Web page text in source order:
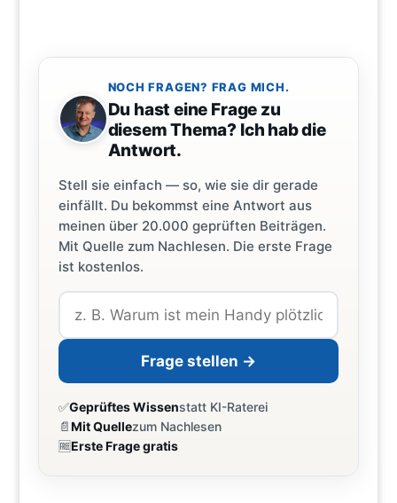
NOCH FRAGEN? FRAG MICH.
Du hast eine Frage zu
diesem Thema? Ich hab die
Antwort.
Stell sie einfach — so, wie sie dir gerade
einfällt. Du bekommst eine Antwort aus
meinen über 20.000 geprüften Beiträgen.
Mit Quelle zum Nachlesen. Die erste Frage
ist kostenlos.
Frage stellen →
✅Geprüftes Wissenstatt KI-Raterei
📄Mit Quellezum Nachlesen
🆓Erste Frage gratis